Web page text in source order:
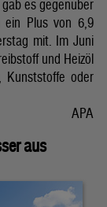
es gegenüber
ein Plus von 6,9
mit. Im Juni
und Heizöl
Kunststoffe oder
APA
aus